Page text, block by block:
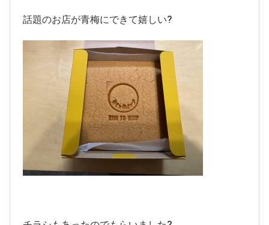
話題のお店が青梅にできて嬉しい?